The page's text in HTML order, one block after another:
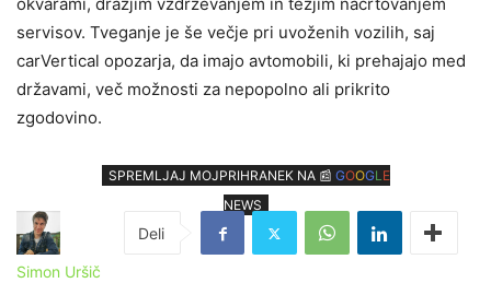
servisov. Tveganje je še večje pri uvoženih vozilih, saj
carVertical opozarja, da imajo avtomobili, ki prehajajo med
državami, več možnosti za nepopolno ali prikrito
zgodovino.
SPREMLJAJ MOJPRIHRANEK NA 📰 GOOGLE
NEWS
Simon Uršič